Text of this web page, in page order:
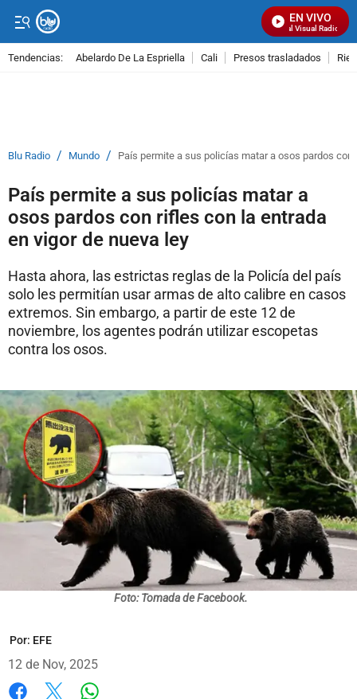
EN VIVO
Señal Visual Radio
Tendencias: Abelardo De La Espriella Cali Presos trasladados
Blu Radio / Mundo / País permite a sus policías matar a osos pardos
País permite a sus policías matar a
osos pardos con rifles con la entrada
en vigor de nueva ley
Hasta ahora, las estrictas reglas de la Policía del país
solo les permitían usar armas de alto calibre en casos
extremos. Sin embargo, a partir de este 12 de
noviembre, los agentes podrán utilizar escopetas
contra los osos.
Foto: Tomada de Facebook.
Por: EFE
12 de Nov, 2025